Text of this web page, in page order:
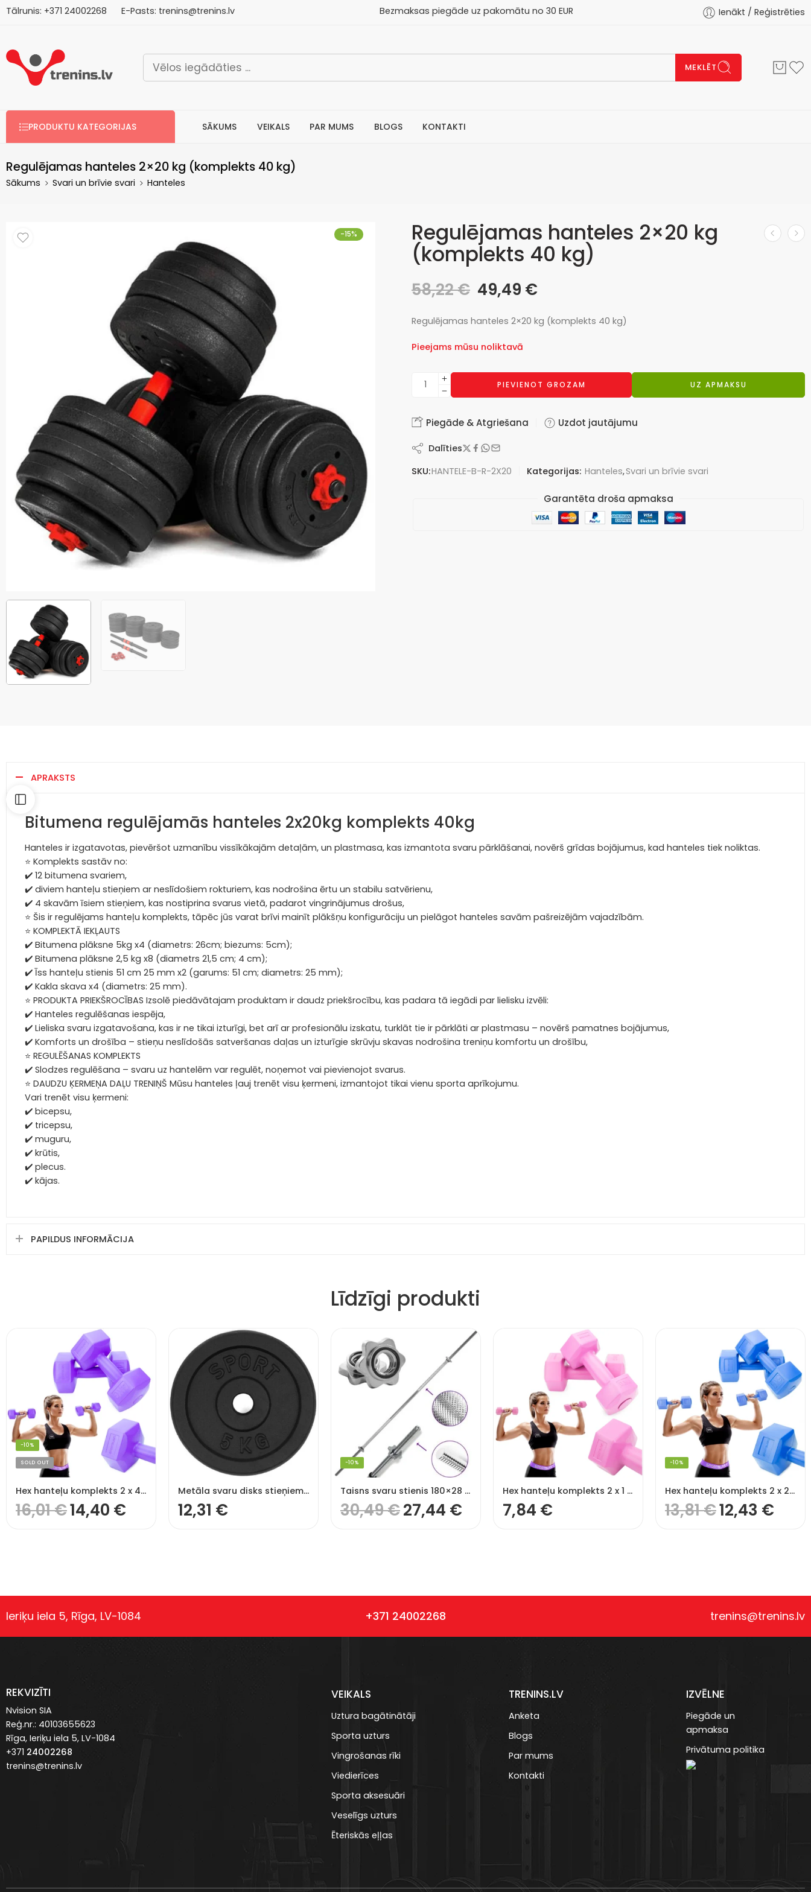
Tālrunis: +371 24002268 E-Pasts: trenins@trenins.lv Bezmaksas piegāde uz pakomātu no 30 EUR Ienākt / Reģistrēties
MEKLĒT
PRODUKTU KATEGORIJAS SĀKUMS VEIKALS PAR MUMS BLOGS KONTAKTI
Regulējamas hanteles 2×20 kg (komplekts 40 kg)
Sākums Svari un brīvie svari Hanteles
-15% Regulējamas hanteles 2×20 kg
(komplekts 40 kg)
58,22€ 49,49 €
Regulējamas hanteles 2×20 kg (komplekts 40 kg)
Pieejams mūsu noliktavā
PIEVIENOT GROZAM UZ APMAKSU
Piegāde & Atgriešana Uzdot jautājumu
Dalīties
SKU:HANTELE-B-R-2X20 Kategorijas: Hanteles,Svari un brīvie svari
Garantēta droša apmaksa
APRAKSTS
Bitumena regulējamās hanteles 2x20kg komplekts 40kg
Hanteles ir izgatavotas, pievēršot uzmanību vissīkākajām detaļām, un plastmasa, kas izmantota svaru pārklāšanai, novērš grīdas bojājumus, kad hanteles tiek noliktas.
⭐ Komplekts sastāv no:
✔️ 12 bitumena svariem,
✔️ diviem hanteļu stieņiem ar neslīdošiem rokturiem, kas nodrošina ērtu un stabilu satvērienu,
✔️ 4 skavām īsiem stieņiem, kas nostiprina svarus vietā, padarot vingrinājumus drošus,
⭐ Šis ir regulējams hanteļu komplekts, tāpēc jūs varat brīvi mainīt plākšņu konfigurāciju un pielāgot hanteles savām pašreizējām vajadzībām.
⭐ KOMPLEKTĀ IEKĻAUTS
✔️ Bitumena plāksne 5kg x4 (diametrs: 26cm; biezums: 5cm);
✔️ Bitumena plāksne 2,5 kg x8 (diametrs 21,5 cm; 4 cm);
✔️ Īss hanteļu stienis 51 cm 25 mm x2 (garums: 51 cm; diametrs: 25 mm);
✔️ Kakla skava x4 (diametrs: 25 mm).
⭐ PRODUKTA PRIEKŠROCĪBAS Izsolē piedāvātajam produktam ir daudz priekšrocību, kas padara tā iegādi par lielisku izvēli:
✔️ Hanteles regulēšanas iespēja,
✔️ Lieliska svaru izgatavošana, kas ir ne tikai izturīgi, bet arī ar profesionālu izskatu, turklāt tie ir pārklāti ar plastmasu – novērš pamatnes bojājumus,
✔️ Komforts un drošība – stieņu neslīdošās satveršanas daļas un izturīgie skrūvju skavas nodrošina treniņu komfortu un drošību,
⭐ REGULĒŠANAS KOMPLEKTS
✔️ Slodzes regulēšana – svaru uz hantelēm var regulēt, noņemot vai pievienojot svarus.
⭐ DAUDZU ĶERMEŅA DAĻU TRENIŅŠ Mūsu hanteles ļauj trenēt visu ķermeni, izmantojot tikai vienu sporta aprīkojumu.
Vari trenēt visu ķermeni:
✔️ bicepsu,
✔️ tricepsu,
✔️ muguru,
✔️ krūtis,
✔️ plecus.
✔️ kājas.
PAPILDUS INFORMĀCIJA
Līdzīgi produkti
Hex hanteļu komplekts 2 x 4 kg
-10%
SOLD OUT
16,01€14,40 €
Metāla svaru disks stieņiem un hantelēm 5 kg (28 mm)
12,31 €
Taisns svaru stienis 180×28 mm
-10%
30,49€27,44 €
Hex hanteļu komplekts 2 x 1 kg
7,84 €
Hex hanteļu komplekts 2 x 2kg
-10%
13,81€12,43 €
Ieriķu iela 5, Rīga, LV-1084 +371 24002268 trenins@trenins.lv
REKVIZĪTI
Nvision SIA
Reģ.nr.: 40103655623
Rīga, Ieriķu iela 5, LV-1084
+371 24002268
trenins@trenins.lv
VEIKALS
Uztura bagātinātāji
Sporta uzturs
Vingrošanas rīki
Viedierīces
Sporta aksesuāri
Veselīgs uzturs
Ēteriskās eļļas
TRENINS.LV
Anketa
Blogs
Par mums
Kontakti
IZVĒLNE
Piegāde un
apmaksa
Privātuma politika